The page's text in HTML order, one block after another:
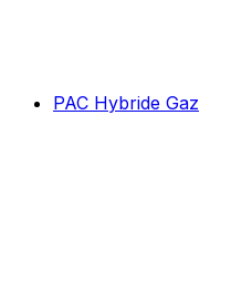
PAC Hybride Gaz